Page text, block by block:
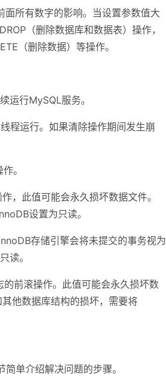
所有数字的影响。当设置参数值大
（删除数据库和数据表）操作，
（删除数据）等操作。
运行MySQL服务。
程运行。如果清除操作期间发生崩
。
，此值可能会永久损坏数据文件。
设置为只读。
存储引擎会将未提交的事务视为
读。
的前滚操作。此值可能会永久损坏数
他数据库结构的损坏，需要将
单介绍解决问题的步骤。